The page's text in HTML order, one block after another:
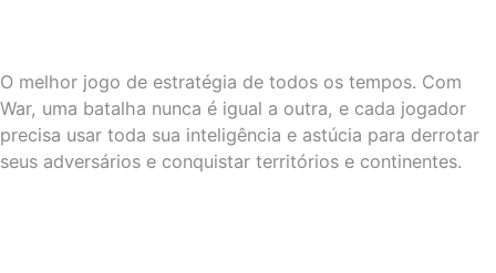
O melhor jogo de estratégia de todos os tempos. Com
War, uma batalha nunca é igual a outra, e cada jogador
precisa usar toda sua inteligência e astúcia para derrotar
seus adversários e conquistar territórios e continentes.